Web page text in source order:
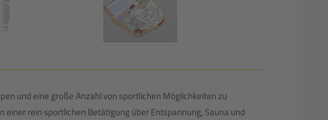
und eine große Anzahl von sportlichen Möglichkeiten zu
einer rein sportlichen Betätigung über Entspannung, Sauna und